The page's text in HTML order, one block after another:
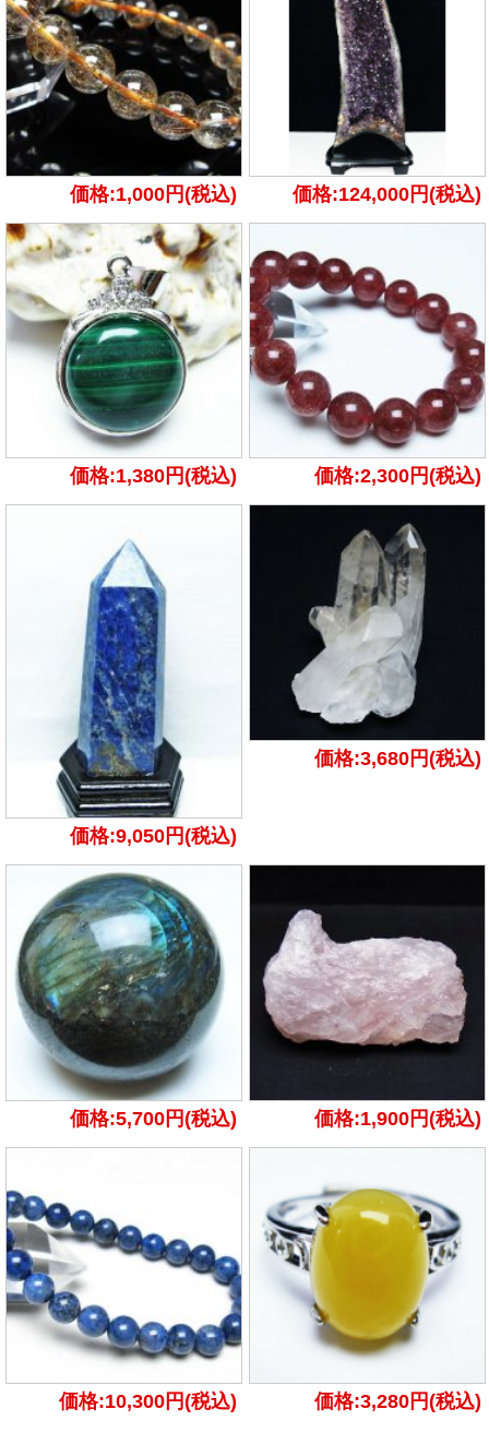
価格:1,000円(税込) 価格:124,000円(税込)
価格:1,380円(税込) 価格:2,300円(税込)
価格:9,050円(税込)
価格:3,680円(税込)
価格:5,700円(税込) 価格:1,900円(税込)
価格:10,300円(税込) 価格:3,280円(税込)